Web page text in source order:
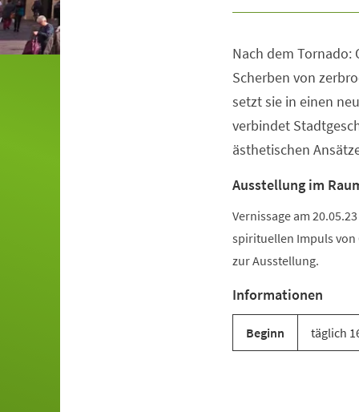
Nach dem Tornado:
Scherben von
setzt sie in einen
verbindet
ästhetischen
Ausstellung im
Vernissage am
spirituellen Impuls von
zur Ausstellung.
Informationen
Beginn täglich